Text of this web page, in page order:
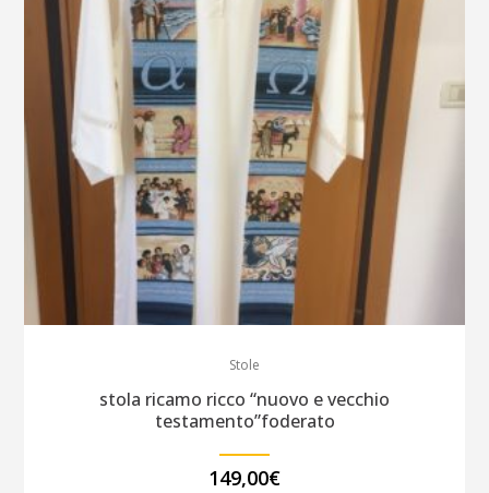
Stole
stola ricamo ricco “nuovo e vecchio
testamento”foderato
149,00€